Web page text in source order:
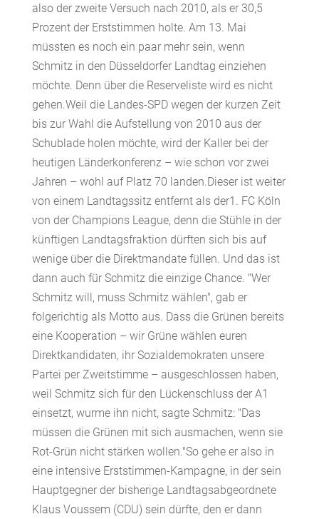
also der zweite Versuch nach 2010, als er 30,5
Prozent der Erststimmen holte. Am 13. Mai
müssten es noch ein paar mehr sein, wenn
Schmitz in den Düsseldorfer Landtag einziehen
möchte. Denn über die Reserveliste wird es nicht
gehen.Weil die Landes-SPD wegen der kurzen Zeit
bis zur Wahl die Aufstellung von 2010 aus der
Schublade holen möchte, wird der Kaller bei der
heutigen Länderkonferenz – wie schon vor zwei
Jahren – wohl auf Platz 70 landen.Dieser ist weiter
von einem Landtagssitz entfernt als der1. FC Köln
von der Champions League, denn die Stühle in der
künftigen Landtagsfraktion dürften sich bis auf
wenige über die Direktmandate füllen. Und das ist
dann auch für Schmitz die einzige Chance. "Wer
Schmitz will, muss Schmitz wählen", gab er
folgerichtig als Motto aus. Dass die Grünen bereits
eine Kooperation – wir Grüne wählen euren
Direktkandidaten, ihr Sozialdemokraten unsere
Partei per Zweitstimme – ausgeschlossen haben,
weil Schmitz sich für den Lückenschluss der A1
einsetzt, wurme ihn nicht, sagte Schmitz: "Das
müssen die Grünen mit sich ausmachen, wenn sie
Rot-Grün nicht stärken wollen."So gehe er also in
eine intensive Erststimmen-Kampagne, in der sein
Hauptgegner der bisherige Landtagsabgeordnete
Klaus Voussem (CDU) sein dürfte, den er dann